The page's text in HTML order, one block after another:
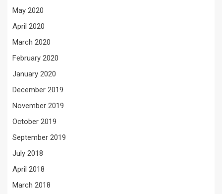
May 2020
April 2020
March 2020
February 2020
January 2020
December 2019
November 2019
October 2019
September 2019
July 2018
April 2018
March 2018